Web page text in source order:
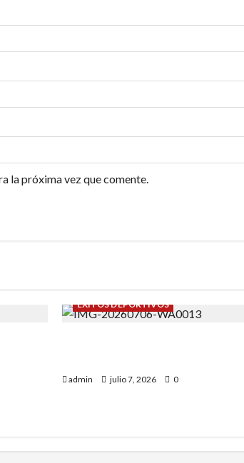
la próxima vez que comente.
ÉXITOS DEPORTIVOS
admin julio 7, 2026 0